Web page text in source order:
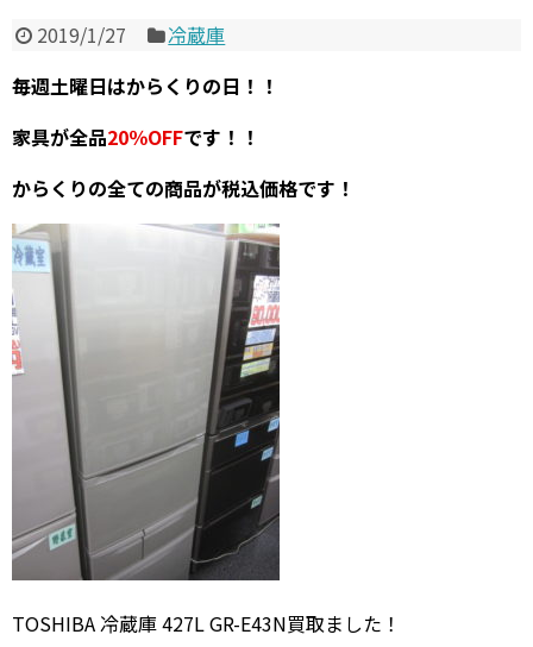
2019/1/27
冷蔵庫
毎週土曜日はからくりの日！！
家具が全品20％OFFです！！
からくりの全ての商品が税込価格です！
TOSHIBA 冷蔵庫 427L GR-E43N買取ました！